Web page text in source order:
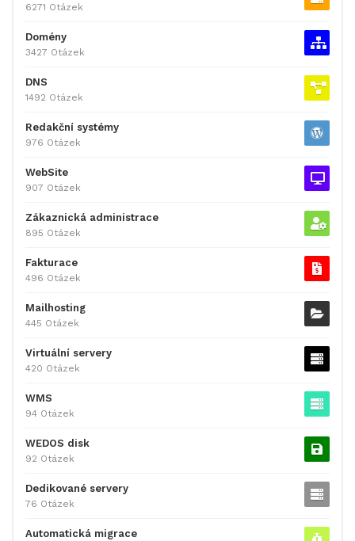
6271 Otázek
Domény
3427 Otázek
DNS
1492 Otázek
Redakční systémy
976 Otázek
WebSite
907 Otázek
Zákaznická administrace
895 Otázek
Fakturace
496 Otázek
Mailhosting
445 Otázek
Virtuální servery
420 Otázek
WMS
94 Otázek
WEDOS disk
92 Otázek
Dedikované servery
76 Otázek
Automatická migrace